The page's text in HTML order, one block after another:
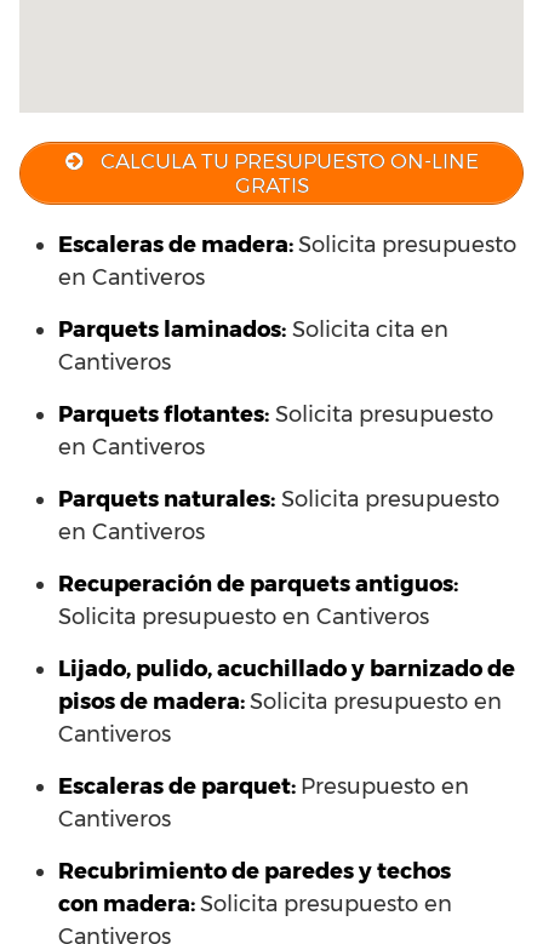
CALCULA TU PRESUPUESTO ON-LINE
GRATIS
Escaleras de madera:Solicita presupuesto
en Cantiveros
Parquets laminados: Solicita cita en
Cantiveros
Parquets flotantes: Solicita presupuesto
en Cantiveros
Parquets naturales: Solicita presupuesto
en Cantiveros
Recuperación de parquets antiguos:
Solicita presupuesto en Cantiveros
Lijado, pulido, acuchillado y barnizado de
pisos de madera:Solicita presupuesto en
Cantiveros
Escaleras de parquet: Presupuesto en
Cantiveros
Recubrimiento de paredes y techos
con madera:Solicita presupuesto en
Cantiveros